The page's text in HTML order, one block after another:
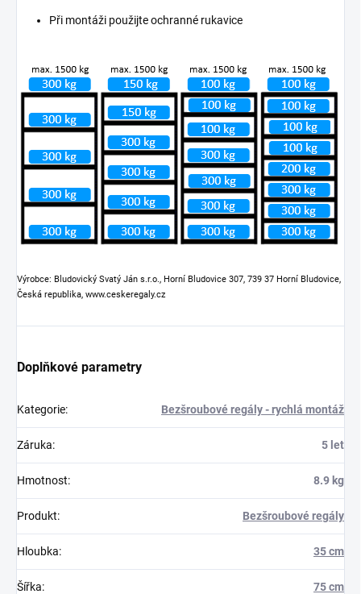
Při montáži použijte ochranné rukavice
Výrobce: Bludovický Svatý Ján s.r.o., Horní Bludovice 307, 739 37 Horní Bludovice,
Česká republika, www.ceskeregaly.cz
Doplňkové parametry
Kategorie: Bezšroubové regály - rychlá montáž
Záruka: 5 let
Hmotnost: 8.9 kg
Produkt: Bezšroubové regály
Hloubka: 35 cm
Šířka: 75 cm